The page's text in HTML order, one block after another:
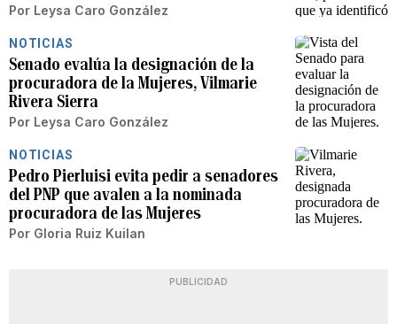
Por Leysa Caro González
NOTICIAS
Senado evalúa la designación de la
procuradora de la Mujeres, Vilmarie
Rivera Sierra
Por Leysa Caro González
NOTICIAS
Pedro Pierluisi evita pedir a senadores
del PNP que avalen a la nominada
procuradora de las Mujeres
Por Gloria Ruiz Kuilan
PUBLICIDAD